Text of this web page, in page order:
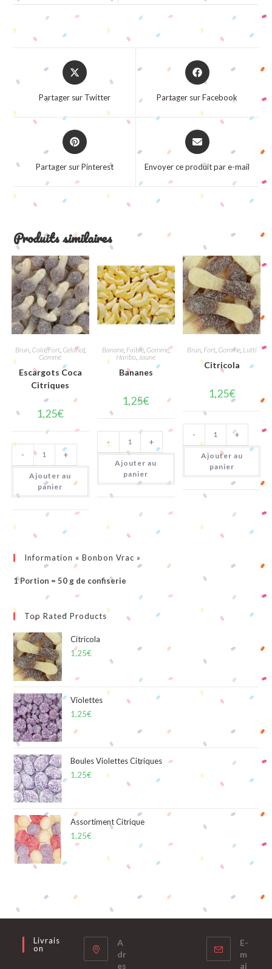
Opens
in
new
window
Partager sur Twitter
Opens
in
window
Partager sur Facebook
Opens
in
window
Partager sur Pinterest
Opens
in
new
Envoyer ce produit par e-mail
Produits similaires
Brun, Cola,Fort, Geldhof,
Gomme
Escargots Coca
Citriques
1,25€
quantité
de
Escargots
Coca
Citriques
- +
Ajouter au
panier
Banane, Faible, Gomme,
Haribo Jaune
Bananes
1,25€
quantité
de
Bananes
- +
Ajouter au
panier
Brun, Fort, Gomme, Lutti
Citricola
1,25€
quantité
de
Citricola
- +
Ajouter au
panier
Information « Bonbon Vrac »
1 Portion = 50 g de confiserie
Top Rated Products
Citricola
1,25€
Violettes
1,25€
Boules Violettes Citriques
1,25€
Assortiment Citrique
1,25€
Livrais
On
A
dr
es
E-
m
ai